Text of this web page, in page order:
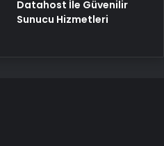
Datahost İle Güvenilir
Sunucu Hizmetleri